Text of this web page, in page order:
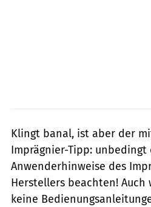
Klingt banal, ist aber der
Imprägnier-Tipp: unbedingt
Anwenderhinweise des
Herstellers beachten! Auch
keine